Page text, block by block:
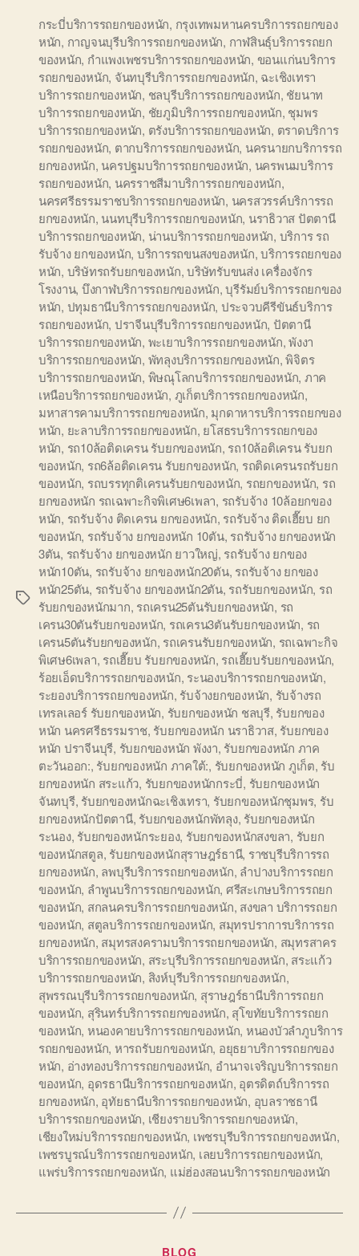
Tags
กระบี่บริการรถยกของหนัก, กรุงเทพมหานครบริการรถยกของ
หนัก, กาญจนบุรีบริการรถยกของหนัก, กาฬสินธุ์บริการรถยก
ของหนัก, กำแพงเพชรบริการรถยกของหนัก, ขอนแก่นบริการ
รถยกของหนัก, จันทบุรีบริการรถยกของหนัก, ฉะเชิงเทรา
บริการรถยกของหนัก, ชลบุรีบริการรถยกของหนัก, ชัยนาท
บริการรถยกของหนัก, ชัยภูมิบริการรถยกของหนัก, ชุมพร
บริการรถยกของหนัก, ตรังบริการรถยกของหนัก, ตราดบริการ
รถยกของหนัก, ตากบริการรถยกของหนัก, นครนายกบริการรถ
ยกของหนัก, นครปฐมบริการรถยกของหนัก, นครพนมบริการ
รถยกของหนัก, นครราชสีมาบริการรถยกของหนัก,
นครศรีธรรมราชบริการรถยกของหนัก, นครสวรรค์บริการรถ
ยกของหนัก, นนทบุรีบริการรถยกของหนัก, นราธิวาส ปัตตานี
บริการรถยกของหนัก, น่านบริการรถยกของหนัก, บริการ รถ
รับจ้าง ยกของหนัก, บริการรถขนสงของหนัก,บริการรถยกของ
หนัก, บริษัทรถรับยกของหนัก,บริษัทรับขนส่ง เครื่องจักร
โรงงาน, บึงกาฬบริการรถยกของหนัก,บุรีรัมย์บริการรถยกของ
หนัก, ปทุมธานีบริการรถยกของหนัก, ประจวบคีรีขันธ์บริการ
รถยกของหนัก, ปราจีนบุรีบริการรถยกของหนัก, ปัตตานี
บริการรถยกของหนัก, พะเยาบริการรถยกของหนัก,พังงา
บริการรถยกของหนัก, พัทลุงบริการรถยกของหนัก,พิจิตร
บริการรถยกของหนัก, พิษณุโลกบริการรถยกของหนัก, ภาค
เหนือบริการรถยกของหนัก, ภูเก็ตบริการรถยกของหนัก,
มหาสารคามบริการรถยกของหนัก, มุกดาหารบริการรถยกของ
หนัก, ยะลาบริการรถยกของหนัก, ยโสธรบริการรถยกของ
หนัก, รถ10ล้อติดเครน รับยกของหนัก, รถ10ล้อติเครน รับยก
ของหนัก, รถ6ล้อติดเครน รับยกของหนัก, รถติดเครนรถรับยก
ของหนัก, รถบรรทุกติเครนรับยกของหนัก, รถยกของหนัก, รถ
ยกของหนัก รถเฉพาะกิจพิเศษ6เพลา, รถรับจ้าง 10ล้อยกของ
หนัก, รถรับจ้าง ติดเครน ยกของหนัก, รถรับจ้าง ติดเฮี๊ยบ ยก
ของหนัก, รถรับจ้าง ยกของหนัก 10ตัน, รถรับจ้าง ยกของหนัก
3ตัน, รถรับจ้าง ยกของหนัก ยาวใหญ่, รถรับจ้าง ยกของ
หนัก10ตัน, รถรับจ้าง ยกของหนัก20ตัน, รถรับจ้าง ยกของ
หนัก25ตัน, รถรับจ้าง ยกของหนัก2ตัน, รถรับยกของหนัก, รถ
รับยกของหนักมาก, รถเครน25ตันรับยกของหนัก, รถ
เครน30ตันรับยกของหนัก, รถเครน3ตันรับยกของหนัก, รถ
เครน5ตันรับยกของหนัก, รถเครนรับยกของหนัก, รถเฉพาะกิจ
พิเศษ6เพลา, รถเฮี๊ยบ รับยกของหนัก, รถเฮี๊ยบรับยกของหนัก,
ร้อยเอ็ดบริการรถยกของหนัก, ระนองบริการรถยกของหนัก,
ระยองบริการรถยกของหนัก, รับจ้างยกของหนัก, รับจ้างรถ
เทรลเลอร์ รับยกของหนัก, รับยกของหนัก ชลบุรี, รับยกของ
หนัก นครศรีธรรมราช, รับยกของหนัก นราธิวาส, รับยกของ
หนัก ปราจีนบุรี, รับยกของหนัก พังงา, รับยกของหนัก ภาค
ตะวันออก:, รับยกของหนัก ภาคใต้:, รับยกของหนัก ภูเก็ต, รับ
ยกของหนัก สระแก้ว, รับยกของหนักกระบี่, รับยกของหนัก
จันทบุรี, รับยกของหนักฉะเชิงเทรา, รับยกของหนักชุมพร, รับ
ยกของหนักปัตตานี, รับยกของหนักพัทลุง, รับยกของหนัก
ระนอง, รับยกของหนักระยอง, รับยกของหนักสงขลา, รับยก
ของหนักสตูล, รับยกของหนักสุราษฎร์ธานี, ราชบุรีบริการรถ
ยกของหนัก, ลพบุรีบริการรถยกของหนัก, ลำปางบริการรถยก
ของหนัก, ลำพูนบริการรถยกของหนัก, ศรีสะเกษบริการรถยก
ของหนัก, สกลนครบริการรถยกของหนัก, สงขลา บริการรถยก
ของหนัก, สตูลบริการรถยกของหนัก, สมุทรปราการบริการรถ
ยกของหนัก, สมุทรสงครามบริการรถยกของหนัก, สมุทรสาคร
บริการรถยกของหนัก, สระบุรีบริการรถยกของหนัก, สระแก้ว
บริการรถยกของหนัก, สิงห์บุรีบริการรถยกของหนัก,
สุพรรณบุรีบริการรถยกของหนัก, สุราษฎร์ธานีบริการรถยก
ของหนัก, สุรินทร์บริการรถยกของหนัก, สุโขทัยบริการรถยก
ของหนัก, หนองคายบริการรถยกของหนัก, หนองบัวลำภูบริการ
รถยกของหนัก, หารถรับยกของหนัก, อยุธยาบริการรถยกของ
หนัก, อ่างทองบริการรถยกของหนัก, อำนาจเจริญบริการรถยก
ของหนัก, อุดรธานีบริการรถยกของหนัก, อุตรดิตถ์บริการรถ
ยกของหนัก, อุทัยธานีบริการรถยกของหนัก, อุบลราชธานี
บริการรถยกของหนัก, เชียงรายบริการรถยกของหนัก,
เชียงใหม่บริการรถยกของหนัก, เพชรบุรีบริการรถยกของหนัก,
เพชรบูรณ์บริการรถยกของหนัก, เลยบริการรถยกของหนัก,
แพร่บริการรถยกของหนัก, แม่ฮ่องสอนบริการรถยกของหนัก
Categories
BLOG